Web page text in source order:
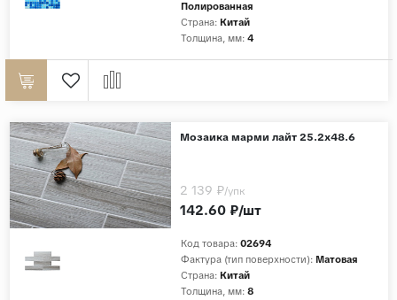
Полированная
Страна: Китай
Толщина, мм: 4
Мозаика марми лайт 25.2х48.6
Код товара: 02694
Фактура (тип поверхности): Матовая
Страна: Китай
Толщина, мм: 8
142.60 ₽/шт
2 139 ₽/упк